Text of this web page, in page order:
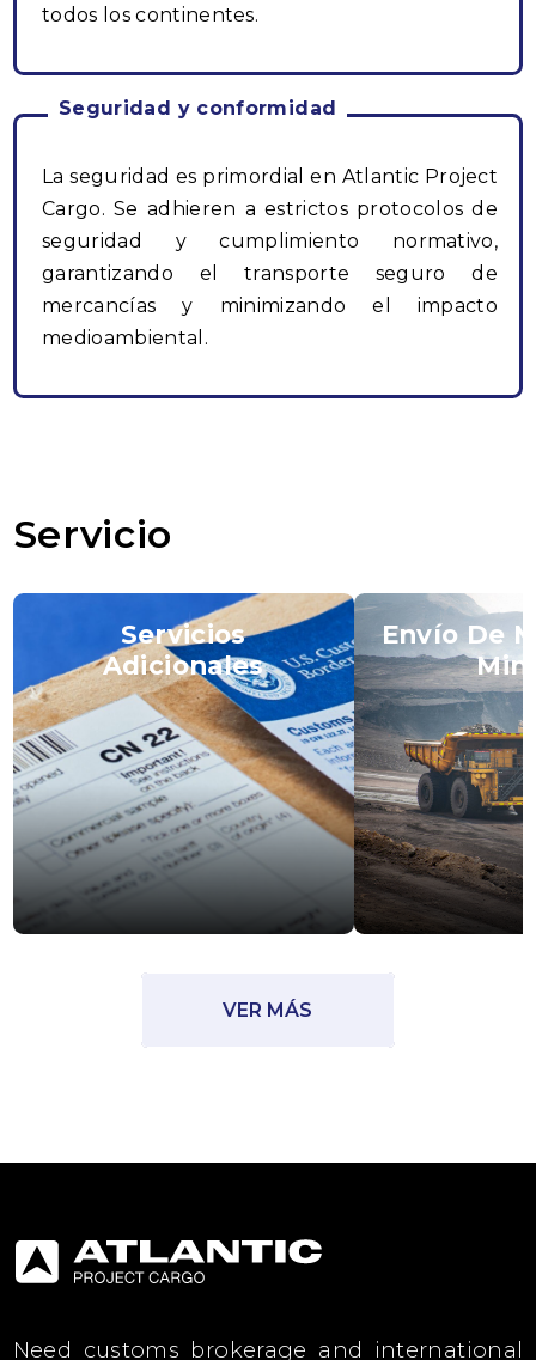
todos los continentes.
Seguridad y conformidad
La seguridad es primordial en Atlantic Project
Cargo. Se adhieren a estrictos protocolos de
seguridad y cumplimiento normativo,
garantizando el transporte seguro de
mercancías y minimizando el impacto
medioambiental.
Servicio
Servicios
Adicionales
Envío De
VER MÁS
Need customs brokerage and international